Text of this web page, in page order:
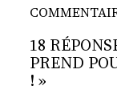
18
PREND
! »